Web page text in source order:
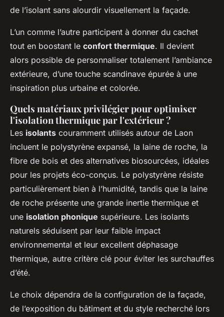
de l’isolant sans alourdir visuellement la façade.
L’un comme l’autre participent à donner du cachet
tout en boostant le confort thermique. Il devient
alors possible de personnaliser totalement l’ambiance
extérieure, d’une touche scandinave épurée à une
inspiration plus urbaine et colorée.
Quels matériaux privilégier pour optimiser
l'isolation thermique par l'extérieur ?
Les isolants couramment utilisés autour de Laon
incluent le polystyrène expansé, la laine de roche, la
fibre de bois et des alternatives biosourcées, idéales
pour les projets éco-conçus. Le polystyrène résiste
particulièrement bien à l’humidité, tandis que la laine
de roche présente une grande inertie thermique et
une isolation phonique supérieure. Les isolants
naturels séduisent par leur faible impact
environnemental et leur excellent déphasage
thermique, autre critère clé pour éviter les surchauffes
d’été.
Le choix dépendra de la configuration de la façade,
de l’exposition du bâtiment et du style recherché lors